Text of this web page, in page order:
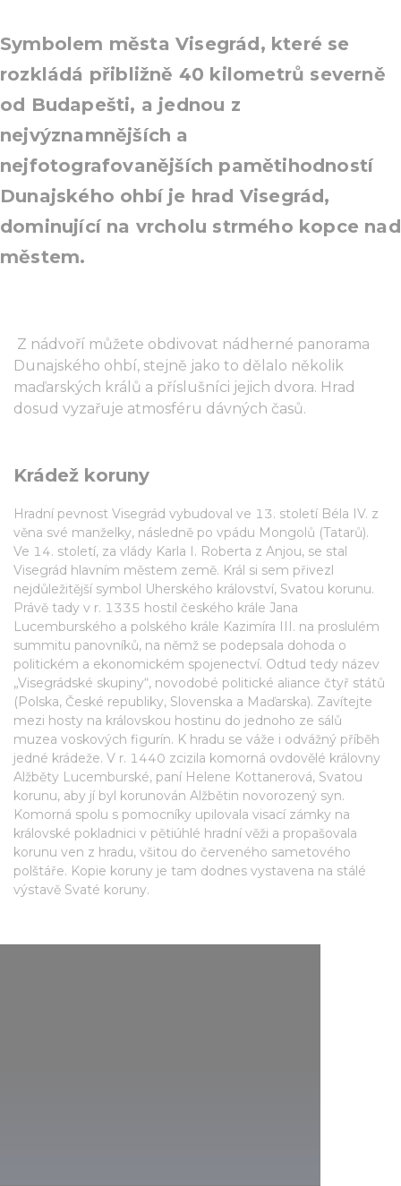
Symbolem města Visegrád, které se
rozkládá přibližně 40 kilometrů severně
od Budapešti, a jednou z
nejvýznamnějších a
nejfotografovanějších pamětihodností
Dunajského ohbí je hrad Visegrád,
dominující na vrcholu strmého kopce nad
městem.
Z nádvoří můžete obdivovat nádherné panorama
Dunajského ohbí, stejně jako to dělalo několik
maďarských králů a příslušníci jejich dvora. Hrad
dosud vyzařuje atmosféru dávných časů.
Krádež koruny
Hradní pevnost Visegrád vybudoval ve 13. století Béla IV. z
věna své manželky, následně po vpádu Mongolů (Tatarů).
Ve 14. století, za vlády Karla I. Roberta z Anjou, se stal
Visegrád hlavním městem země. Král si sem přivezl
nejdůležitější symbol Uherského království, Svatou korunu.
Právě tady v r. 1335 hostil českého krále Jana
Lucemburského a polského krále Kazimíra III. na proslulém
summitu panovníků, na němž se podepsala dohoda o
politickém a ekonomickém spojenectví. Odtud tedy název
„Visegrádské skupiny“, novodobé politické aliance čtyř států
(Polska, České republiky, Slovenska a Maďarska). Zavítejte
mezi hosty na královskou hostinu do jednoho ze sálů
muzea voskových figurín. K hradu se váže i odvážný příběh
jedné krádeže. V r. 1440 zcizila komorná ovdovělé královny
Alžběty Lucemburské, paní Helene Kottanerová, Svatou
korunu, aby jí byl korunován Alžbětin novorozený syn.
Komorná spolu s pomocníky upilovala visací zámky na
královské pokladnici v pětiúhlé hradní věži a propašovala
korunu ven z hradu, všitou do červeného sametového
polštáře. Kopie koruny je tam dodnes vystavena na stálé
výstavě Svaté koruny.